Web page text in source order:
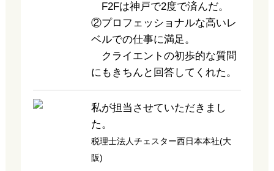
F2Fは神戸で2度で済んだ。
②プロフェッショナルな高いレ
ベルでの仕事に満足。
クライエントの初歩的な質問
にもきちんと回答してくれた。
私が担当させていただきまし
た。
税理士法人チェスター西日本本社(大
阪)